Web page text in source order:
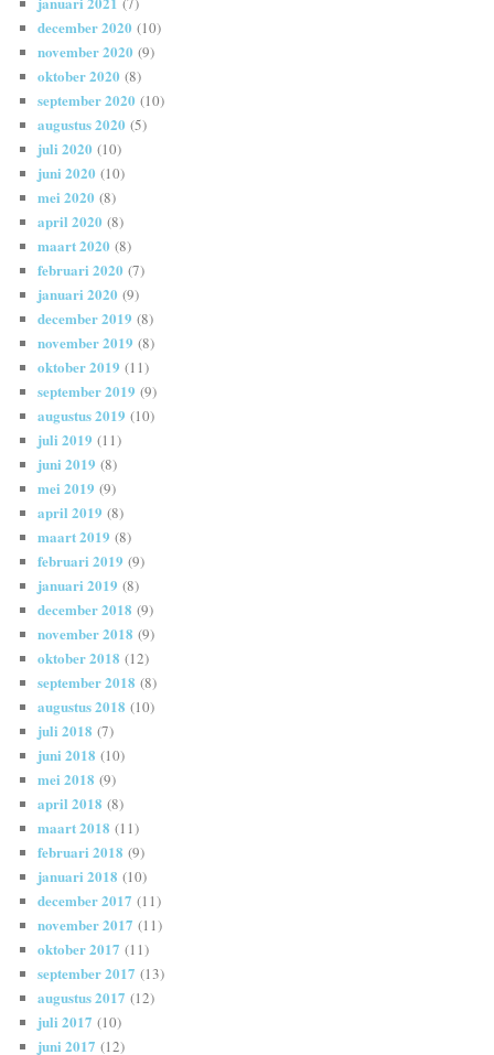
december 2020 (10)
november 2020 (9)
oktober 2020 (8)
september 2020 (10)
augustus 2020 (5)
juli 2020 (10)
juni 2020 (10)
mei 2020 (8)
april 2020 (8)
maart 2020 (8)
februari 2020 (7)
januari 2020 (9)
december 2019 (8)
november 2019 (8)
oktober 2019 (11)
september 2019 (9)
augustus 2019 (10)
juli 2019 (11)
juni 2019 (8)
mei 2019 (9)
april 2019 (8)
maart 2019 (8)
februari 2019 (9)
januari 2019 (8)
december 2018 (9)
november 2018 (9)
oktober 2018 (12)
september 2018 (8)
augustus 2018 (10)
juli 2018 (7)
juni 2018 (10)
mei 2018 (9)
april 2018 (8)
maart 2018 (11)
februari 2018 (9)
januari 2018 (10)
december 2017 (11)
november 2017 (11)
oktober 2017 (11)
september 2017 (13)
augustus 2017 (12)
juli 2017 (10)
juni 2017 (12)